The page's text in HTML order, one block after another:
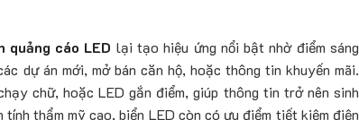
quảng cáo LED lại tạo hiệu ứng nổi bật nhờ điểm sáng
dự án mới, mở bán căn hộ, hoặc thông tin khuyến mãi.
chữ, hoặc LED gắn điểm, giúp thông tin trở nên sinh
thẩm mỹ cao, biển LED còn có ưu điểm tiết kiệm điện